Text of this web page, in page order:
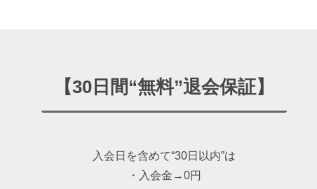
【30日間“無料”退会保証】
入会日を含めて“30日以内”は
・入会金→0円